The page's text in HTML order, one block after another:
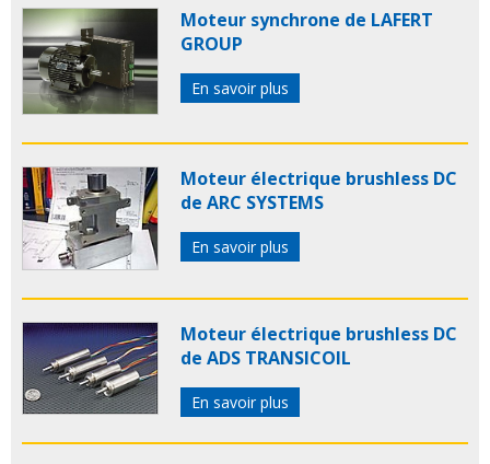
Moteur synchrone de LAFERT
GROUP
En savoir plus
Moteur électrique brushless DC
de ARC SYSTEMS
En savoir plus
Moteur électrique brushless DC
de ADS TRANSICOIL
En savoir plus